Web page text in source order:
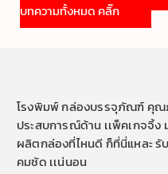
บทความทั้งหมด คลิ๊ก
โรงพิมพ์ กล่องบรรจุภัณฑ์ คุณ
ประสบการณ์ด้าน เเพ็คเกจจิ้
ผลิตกล่องที่ไหนดี ก็ที่นี่แหละ รั
คมชัด เเน่นอน